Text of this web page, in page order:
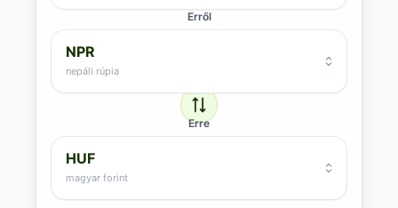
Erről
NPR
nepáli rúpia
Erre
HUF
magyar forint